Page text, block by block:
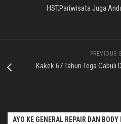
HST,Pariwisata Juga
PREVIOUS
Kakek 67 Tahun Tega Cabuli
AYO KE GENERAL REPAIR DAN